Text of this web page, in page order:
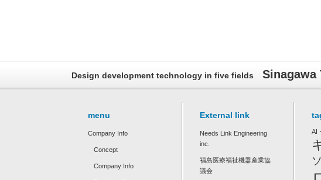
Design development technology in five fields Sinagawa
menu
Company Info
Concept
Company Info
External link
Needs Link Engineering
inc.
福島医療福祉機器産業協
議会
AI